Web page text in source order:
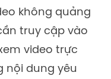
không quảng
truy cập vào
video trực
nội dung yêu